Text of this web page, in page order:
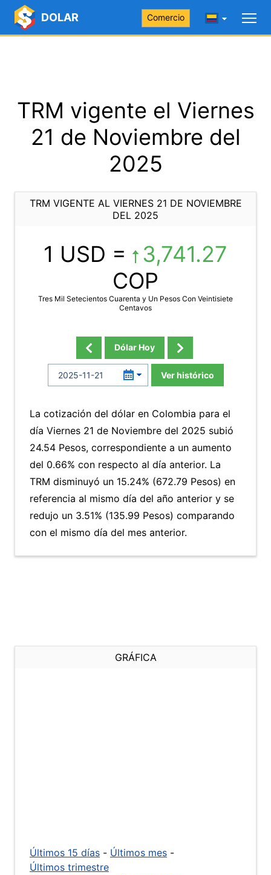
DOLAR Comercio
TRM vigente el Viernes
21 de Noviembre del
2025
TRM VIGENTE AL VIERNES 21 DE NOVIEMBRE
DEL 2025
1 USD =
3,741.27
COP
Tres Mil Setecientos Cuarenta y Un Pesos Con Veintisiete
Centavos
Dólar Hoy
Ver histórico
La cotización del dólar en Colombia para el
día Viernes 21 de Noviembre del 2025 subió
24.54 Pesos, correspondiente a un aumento
del 0.66% con respecto al día anterior. La
TRM disminuyó un 15.24% (672.79 Pesos) en
referencia al mismo día del año anterior y se
redujo un 3.51% (135.99 Pesos) comparando
con el mismo día del mes anterior.
GRÁFICA
Últimos 15 días - Últimos mes -
Últimos trimestre